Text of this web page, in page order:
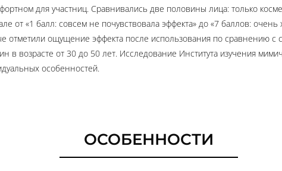
для участниц. Сравнивались две половины лица: только
от «1 балл: совсем не почувствовала эффекта» до «7 баллов:
отметили ощущение эффекта после использования по сравнению
в возрасте от 30 до 50 лет. Исследование Института изучения
особенностей.
ОСОБЕННОСТИ